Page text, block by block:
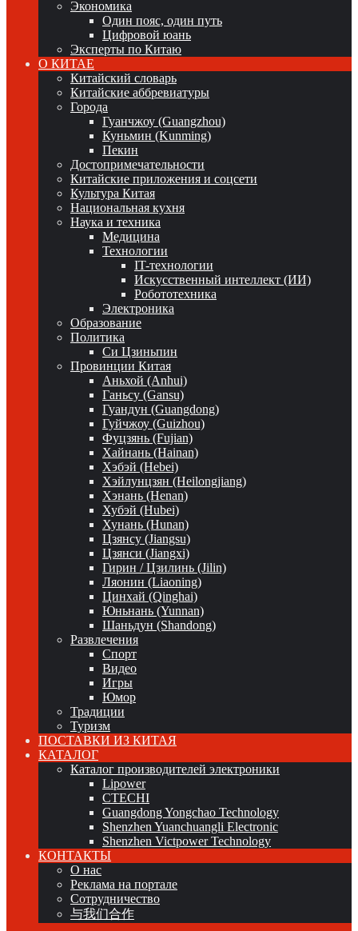
Экономика
Один пояс, один путь
Цифровой юань
Эксперты по Китаю
О КИТАЕ
Китайский словарь
Китайские аббревиатуры
Города
Гуанчжоу (Guangzhou)
Куньмин (Kunming)
Пекин
Достопримечательности
Китайские приложения и соцсети
Культура Китая
Национальная кухня
Наука и техника
Медицина
Технологии
IT-технологии
Искусственный интеллект (ИИ)
Робототехника
Электроника
Образование
Политика
Си Цзиньпин
Провинции Китая
Аньхой (Anhui)
Ганьсу (Gansu)
Гуандун (Guangdong)
Гуйчжоу (Guizhou)
Фуцзянь (Fujian)
Хайнань (Hainan)
Хэбэй (Hebei)
Хэйлунцзян (Heilongjiang)
Хэнань (Henan)
Хубэй (Hubei)
Хунань (Hunan)
Цзянсу (Jiangsu)
Цзянси (Jiangxi)
Гирин / Цзилинь (Jilin)
Ляонин (Liaoning)
Цинхай (Qinghai)
Юньнань (Yunnan)
Шаньдун (Shandong)
Развлечения
Спорт
Видео
Игры
Юмор
Традиции
Туризм
ПОСТАВКИ ИЗ КИТАЯ
КАТАЛОГ
Каталог производителей электроники
Lipower
CTECHI
Guangdong Yongchao Technology
Shenzhen Yuanchuangli Electronic
Shenzhen Victpower Technology
КОНТАКТЫ
О нас
Реклама на портале
Сотрудничество
与我们合作